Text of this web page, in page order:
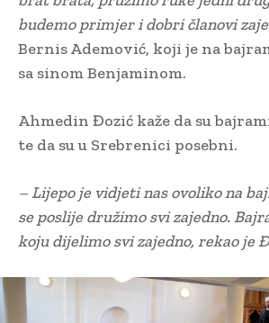
budemo primjer i dobri članovi
Bernis Ademović, koji je na
sa sinom Benjaminom.
Ahmedin Đozić kaže da su
te da su u Srebrenici posebni.
– Lijepo je vidjeti nas ovoliko na
se poslije družimo svi zajedno.
koju dijelimo svi zajedno, rekao je